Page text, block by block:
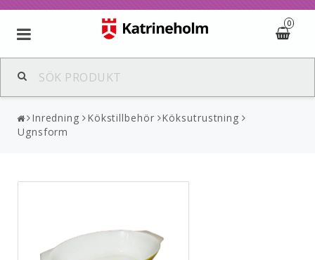
0
Inredning Kökstillbehör
Köksutrustning
Ugnsform